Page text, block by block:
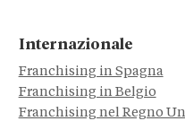
Internazionale
Franchising in Spagna
Franchising in Belgio
Franchising nel Regno